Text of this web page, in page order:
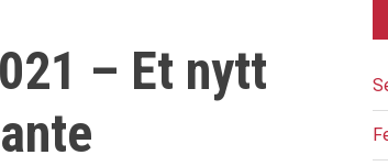
– Et nytt